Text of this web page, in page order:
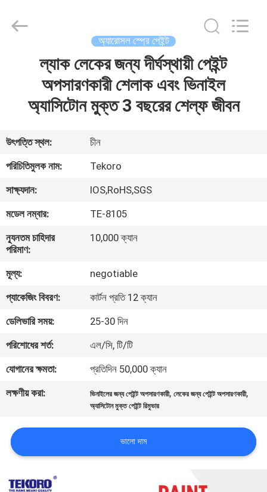
আমাদের
সম্পর্কে
কারখানা
পরিদর্শন
নিয়ন্ত্রণ
আমাদের
সাথে
যোগাযোগ
করুন
একটি
উদ্ধৃতি
INDUSTRY
অ্যারোসল স্প্রে পেইন্ট
ল্যাক লেকের জন্য দীর্ঘস্থায়ী পেইন্ট
অপসারণকারী শেলাক এবং ভিনাইল
অ্যাসিটোন মুক্ত 3 বছরের শেল্ফ জীবন
উৎপত্তি স্থল:
চীন
পরিচিতিমুলক নাম:
Tekoro
সাক্ষ্যদান:
IOS,RoHS,SGS
মডেল নম্বার:
TE-8105
ন্যূনতম চাহিদার
পরিমাণ:
10,000 ক্যান
মূল্য:
negotiable
প্যাকেজিং বিবরণ:
কার্টন প্রতি 12 ক্যান
ডেলিভারি সময়:
25-30 দিন
পরিশোধের শর্ত:
এল/সি, টি/টি
যোগানের ক্ষমতা:
প্রতিদিন 50,000 ক্যান
লক্ষণীয় করা:
ভিনাইলের জন্য পেইন্ট অপসারণকারী,লেকের জন্য পেইন্ট অপসারণকারী,
অ্যাসিটোন মুক্ত পেইন্ট রিমুভার
ভালো দাম